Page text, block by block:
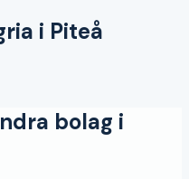
i Piteå
bolag i